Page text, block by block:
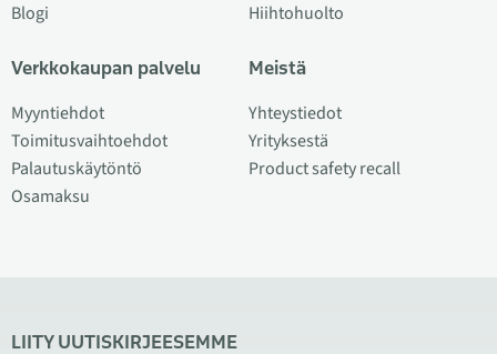
Blogi
Verkkokaupan palvelu
Myyntiehdot
Toimitusvaihtoehdot
Palautuskäytöntö
Osamaksu
Hiihtohuolto
Meistä
Yhteystiedot
Yrityksestä
Product safety recall
LIITY UUTISKIRJEESEMME